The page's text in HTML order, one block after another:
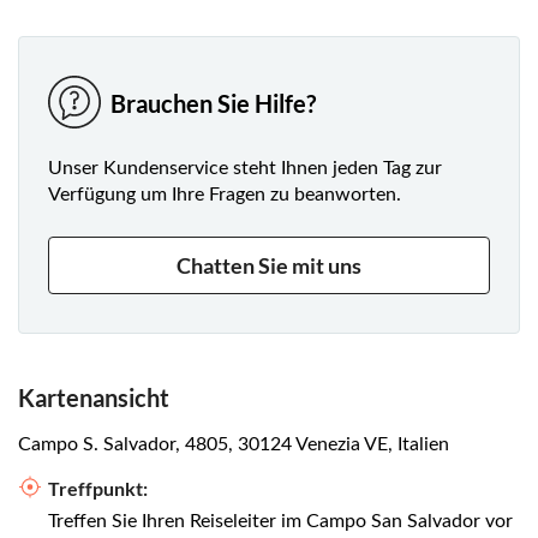
der ganzen Stadt erleben können.
Brauchen Sie Hilfe?
Unser Kundenservice steht Ihnen jeden Tag zur
Verfügung um Ihre Fragen zu beanworten.
Chatten Sie mit uns
Kartenansicht
Campo S. Salvador, 4805, 30124 Venezia VE, Italien
Treffpunkt:
Treffen Sie Ihren Reiseleiter im Campo San Salvador vor